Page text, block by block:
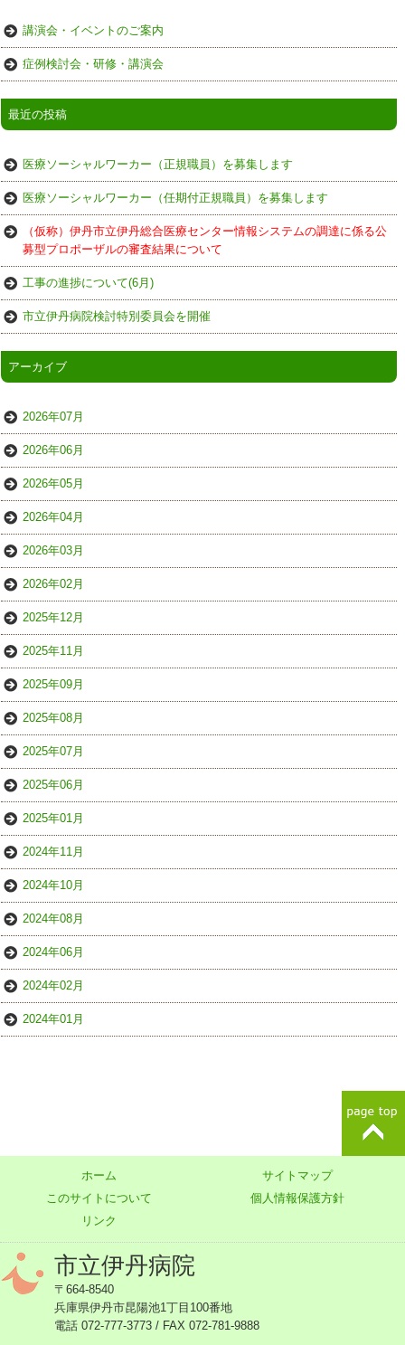
講演会・イベントのご案内
症例検討会・研修・講演会
最近の投稿
医療ソーシャルワーカー（正規職員）を募集します
医療ソーシャルワーカー（任期付正規職員）を募集します
（仮称）伊丹市立伊丹総合医療センター情報システムの調達に係る公
募型プロポーザルの審査結果について
工事の進捗について(6月)
市立伊丹病院検討特別委員会を開催
アーカイブ
2026年07月
2026年06月
2026年05月
2026年04月
2026年03月
2026年02月
2025年12月
2025年11月
2025年09月
2025年08月
2025年07月
2025年06月
2025年01月
2024年11月
2024年10月
2024年08月
2024年06月
2024年02月
2024年01月
ホーム
サイトマップ
このサイトについて
個人情報保護方針
リンク
市立伊丹病院
〒664-8540
兵庫県伊丹市昆陽池1丁目100番地
電話 072-777-3773 / FAX 072-781-9888